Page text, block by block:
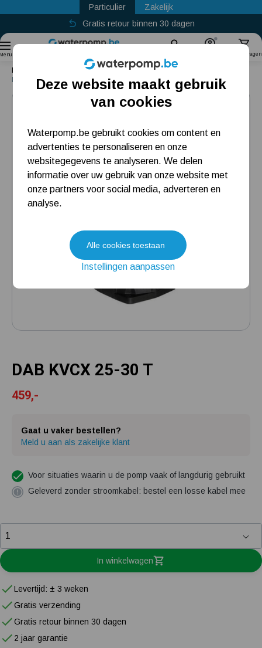
Particulier
Zakelijk
Gratis retour binnen 30 dagen
Winkelwagen
Populaire categorieën
Hydrofoorpomp
Beregeningspomp
Dompelpomp
Installatie en eerste opstart beregenings-/hydrofoorpomp
Kelder/kruipruimte ondergelopen, wat nu?
Tuin van meer dan 350 m2 beregenen vanuit externe bron
DAB KVCX 25-30 T
DAB KVCX 25-30 T
459,-
Gaat u vaker bestellen?
Meld u aan als zakelijke klant
Voor situaties waarin u de pomp vaak of langdurig gebruikt
Geleverd zonder stroomkabel: bestel een losse kabel mee
In winkelwagen
Levertijd: ± 3 weken
Gratis verzending
Gratis retour binnen 30 dagen
2 jaar garantie
Deze website maakt gebruik
van cookies
Waterpomp.be gebruikt cookies om content en
advertenties te personaliseren en onze
websitegegevens te analyseren. We delen
informatie over uw gebruik van onze website met
onze partners voor social media, adverteren en
analyse.
Alle cookies toestaan
Instellingen aanpassen